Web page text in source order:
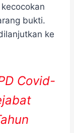
bukti.
ke
Covid-